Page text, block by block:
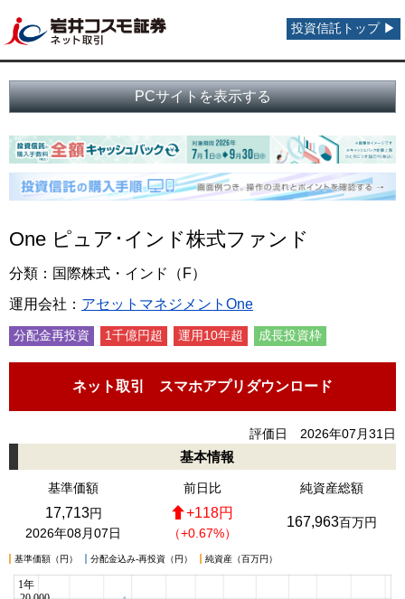
投資信託トップ ▶
PCサイトを表示する
One ピュア･インド株式ファンド
分類：国際株式・インド（F）
運用会社： アセットマネジメントOne
分配金再投資 1千億円超 運用10年超 成長投資枠
ネット取引 スマホアプリダウンロード
評価日 2026年07月31日
基本情報
基準価額 前日比 純資産総額
17,713円
2026年08月07日
+118円
（+0.67%）
167,963百万円
基準価額（円） 分配金込み-再投資（円） 純資産（百万円）